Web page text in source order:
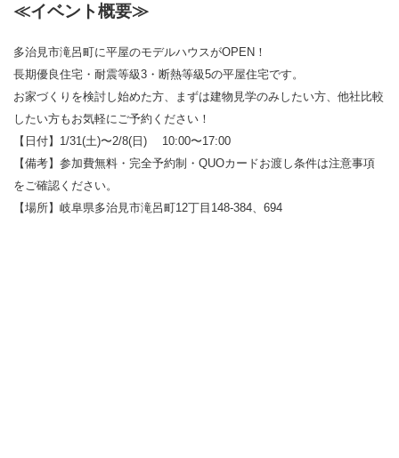
≪イベント概要≫
多治見市滝呂町に平屋のモデルハウスがOPEN！
長期優良住宅・耐震等級3・断熱等級5の平屋住宅です。
お家づくりを検討し始めた方、まずは建物見学のみしたい方、他社比較
したい方もお気軽にご予約ください！
【日付】1/31(土)〜2/8(日) 10:00〜17:00
【備考】参加費無料・完全予約制・QUOカードお渡し条件は注意事項
をご確認ください。
【場所】岐阜県多治見市滝呂町12丁目148-384、694